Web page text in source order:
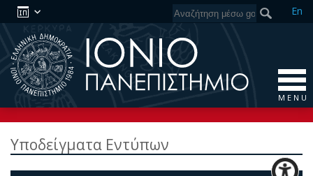
En
M E N U
Υποδείγματα Εντύπων